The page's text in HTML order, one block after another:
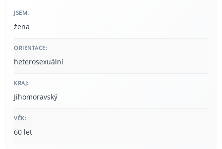
JSEM:
žena
ORIENTACE:
heterosexuální
KRAJ:
Jihomoravský
VĚK:
60 let